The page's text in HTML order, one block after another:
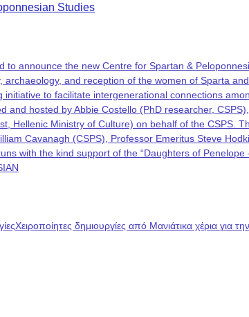
Studies
to announce the new Centre for Spartan &
archaeology, and reception of the women of Sparta
initiative to facilitate intergenerational connections
and hosted by Abbie Costello (PhD researcher,
Hellenic Ministry of Culture) on behalf of the CSPS.
Cavanagh (CSPS), Professor Emeritus Steve
with the kind support of the “Daughters of
Χειροποίητες δημιουργίες από Μανιάτικα χέρια για